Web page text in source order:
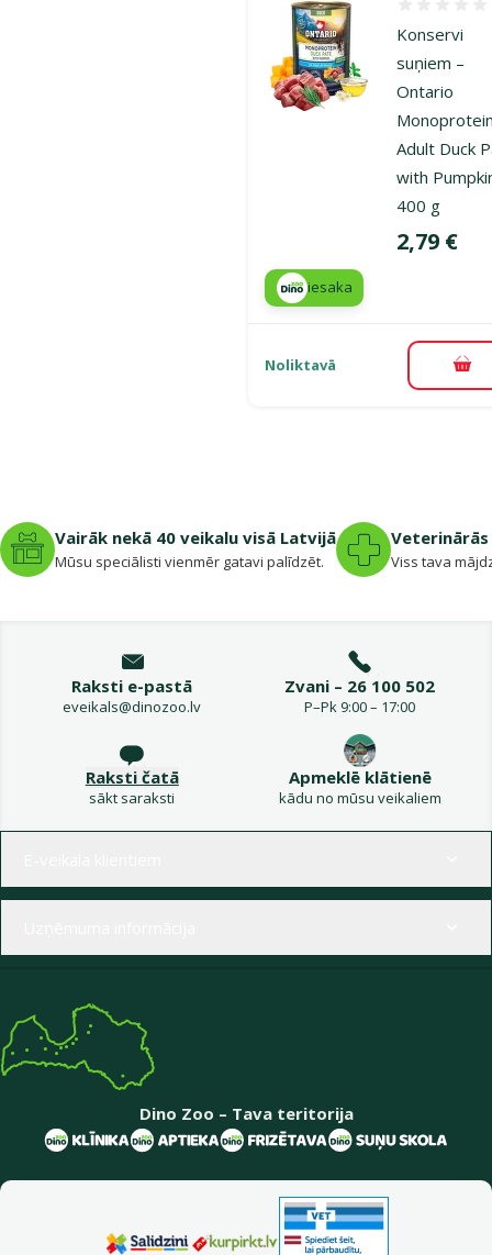
Konservi
suņiem –
Ontario
Adult Duck
with
400 g
Cena
2,79 €
iesaka
Noliktavā
Vairāk nekā 40 veikalu visā Latvijā
Mūsu speciālisti vienmēr gatavi palīdzēt. Viss tava
Raksti e-pastā
eveikals@dinozoo.lv
Zvani – 26 100 502
P–Pk 9:00 – 17:00
Raksti čatā
sākt saraksti
Apmeklē klātienē
kādu no mūsu veikaliem
Dino Zoo – Tava teritorija